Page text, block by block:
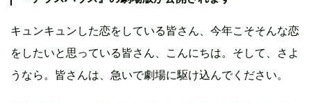
キュンキュンした恋をしている皆さん、今年こそそんな恋
をしたいと思っている皆さん、こんにちは。そして、さよ
うなら。皆さんは、急いで劇場に駆け込んでください。